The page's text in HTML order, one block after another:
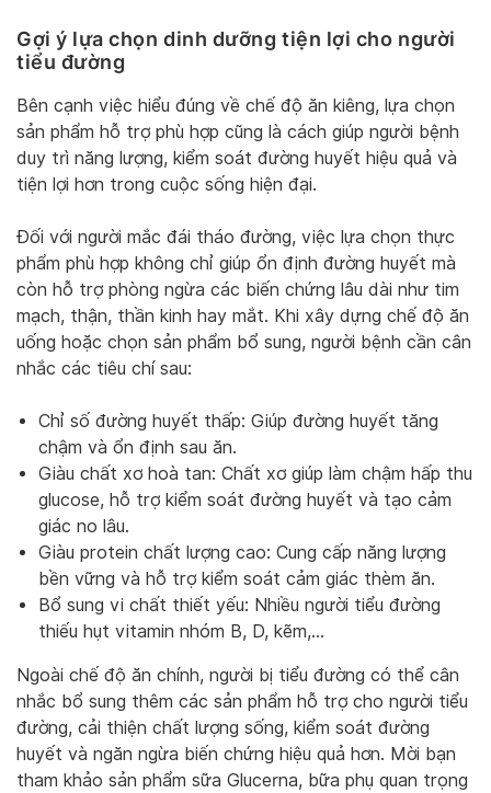
Gợi ý lựa chọn dinh dưỡng tiện lợi cho người
tiểu đường
Bên cạnh việc hiểu đúng về chế độ ăn kiêng, lựa chọn
sản phẩm hỗ trợ phù hợp cũng là cách giúp người bệnh
duy trì năng lượng, kiểm soát đường huyết hiệu quả và
tiện lợi hơn trong cuộc sống hiện đại.
Đối với người mắc đái tháo đường, việc lựa chọn thực
phẩm phù hợp không chỉ giúp ổn định đường huyết mà
còn hỗ trợ phòng ngừa các biến chứng lâu dài như tim
mạch, thận, thần kinh hay mắt. Khi xây dựng chế độ ăn
uống hoặc chọn sản phẩm bổ sung, người bệnh cần cân
nhắc các tiêu chí sau:
Chỉ số đường huyết thấp: Giúp đường huyết tăng
chậm và ổn định sau ăn.
Giàu chất xơ hoà tan: Chất xơ giúp làm chậm hấp thu
glucose, hỗ trợ kiểm soát đường huyết và tạo cảm
giác no lâu.
Giàu protein chất lượng cao: Cung cấp năng lượng
bền vững và hỗ trợ kiểm soát cảm giác thèm ăn.
Bổ sung vi chất thiết yếu: Nhiều người tiểu đường
thiếu hụt vitamin nhóm B, D, kẽm,…
Ngoài chế độ ăn chính, người bị tiểu đường có thể cân
nhắc bổ sung thêm các sản phẩm hỗ trợ cho người tiểu
đường, cải thiện chất lượng sống, kiểm soát đường
huyết và ngăn ngừa biến chứng hiệu quả hơn. Mời bạn
tham khảo sản phẩm sữa Glucerna, bữa phụ quan trọng